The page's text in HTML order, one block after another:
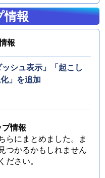
情報
報
シュ表示」「起こし
」を追加
情報
らにまとめました。ま
つかるかもしれません
さい。